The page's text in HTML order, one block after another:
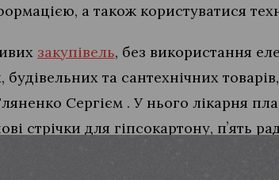
а також користуватися
закупівель, без використання
будівельних та сантехнічних
Сергієм . У нього лікарня
стрічки для гіпсокартону, пʼять